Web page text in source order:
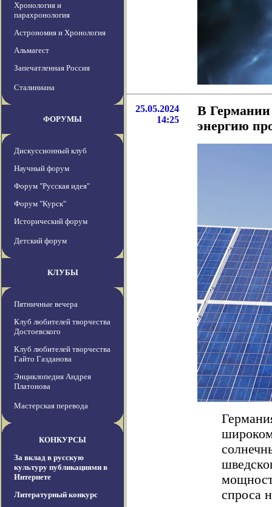
Хронология и
парахронология
Астрономия и Хронология
Альмагест
Запечатленная Россия
Сталиниана
ФОРУМЫ
Дискуссионный клуб
Научный форум
Форум "Русская идея"
Форум "Курск"
Исторический форум
Детский форум
КЛУБЫ
Пятничные вечера
Клуб любителей творчества
Достоевского
Клуб любителей творчества
Гайто Газданова
Энциклопедия Андрея
Платонова
Мастерская перевода
КОНКУРСЫ
За вклад в русскую
культуру публикациями в
Интернете
Литературный конкурс
25.05.2024
14:25
В
энергию
спроса